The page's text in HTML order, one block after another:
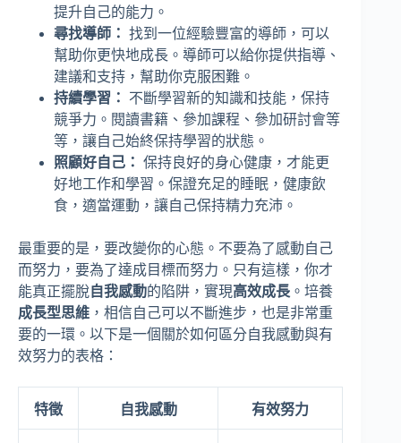
提升自己的能力。
尋找導師： 找到一位經驗豐富的導師，可以
幫助你更快地成長。導師可以給你提供指導、
建議和支持，幫助你克服困難。
持續學習：
不斷學習新的知識和技能，保持
競爭力。閱讀書籍、參加課程、參加研討會等
等，讓自己始終保持學習的狀態。
照顧好自己： 保持良好的身心健康，才能更
好地工作和學習。保證充足的睡眠，健康飲
食，適當運動，讓自己保持精力充沛。
最重要的是，要改變你的心態。不要為了感動自己
而努力，要為了達成目標而努力。只有這樣，你才
能真正擺脫 自我感動的陷阱，實現高效成長 。培養
成長型思維 ，相信自己可以不斷進步，也是非常重
要的一環。以下是一個關於如何區分自我感動與有
效努力的表格：
特徵 自我感動 有效努力